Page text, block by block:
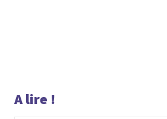
A lire !